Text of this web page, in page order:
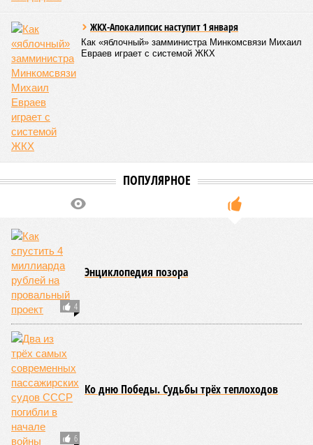
исключить из уравнения все признаки старения, в том
числе и соматические мутации.
Итак, пишет в своей разошедшейся на многомиллионную
аудиторию публикации New York Post (почему, кстати, New
York Post, а не отечественные издания?), получилось, что
средним показателем было бы 1759 лет, а максимальным –
29 921 год. Неплохо: одному-единственному человеку
можно было бы застать сразу несколько концов света,
ледниковых периодов и крушение десятка-другого
развитых цивилизаций. Но мы снова возвращаемся к
катастрофическим изменениям в ДНК, которые начисто
вычёркивают эти цифры из всех возможных вариантов
долголетия.«При устранении всех остальных причин
теоретическую среднюю продолжительность жизни с
1759 до 156 лет»
из ключевых авторов исследования, научный сотрудник
Центра био- и медицинских технологий Сколтеха и
научный сотрудник Института искусственного интеллекта
(AIRI).
Интересно, что некоторые ткани нашего организма более
устойчивы к соматическим мутациям, чем другие. В
частности, клетки печени: они с радостью заменят старые,
процветая бесконечно долго. С другой стороны, клетки
миокарда (среднего слоя сердечной мышцы) и нейроны
(клетки головного мозга) гораздо более подвержены
мутациям: если их функция деления и размножения
утрачена, восстановить её невозможно. Когда они